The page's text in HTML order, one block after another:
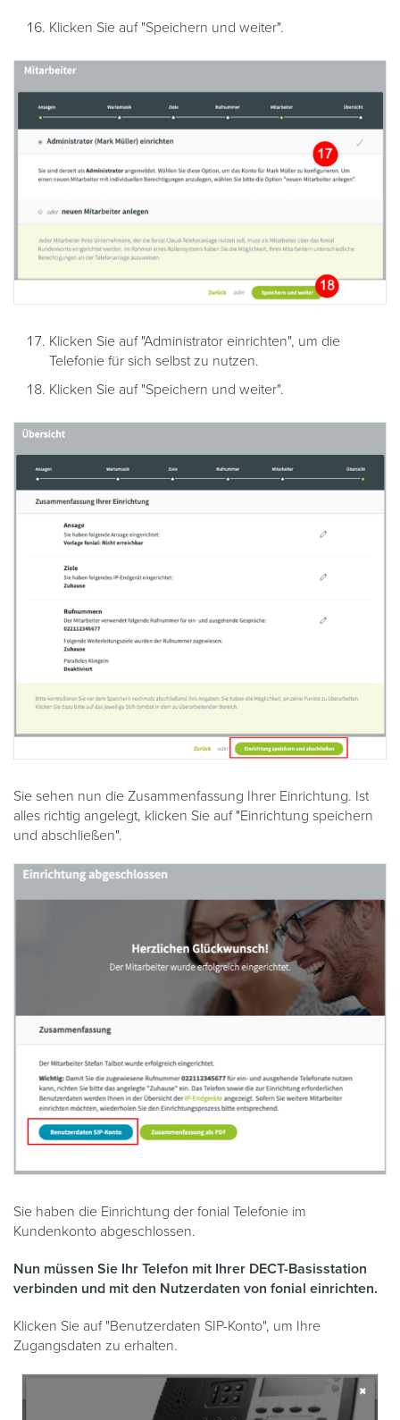
Klicken Sie auf "Speichern und weiter".
Klicken Sie auf "Administrator einrichten", um die
Telefonie für sich selbst zu nutzen.
Klicken Sie auf "Speichern und weiter".
Sie sehen nun die Zusammenfassung Ihrer Einrichtung. Ist
alles richtig angelegt, klicken Sie auf "Einrichtung speichern
und abschließen".
Sie haben die Einrichtung der fonial Telefonie im
Kundenkonto abgeschlossen.
Nun müssen Sie Ihr Telefon mit Ihrer DECT-Basisstation
verbinden und mit den Nutzerdaten von fonial einrichten.
Klicken Sie auf "Benutzerdaten SIP-Konto", um Ihre
Zugangsdaten zu erhalten.